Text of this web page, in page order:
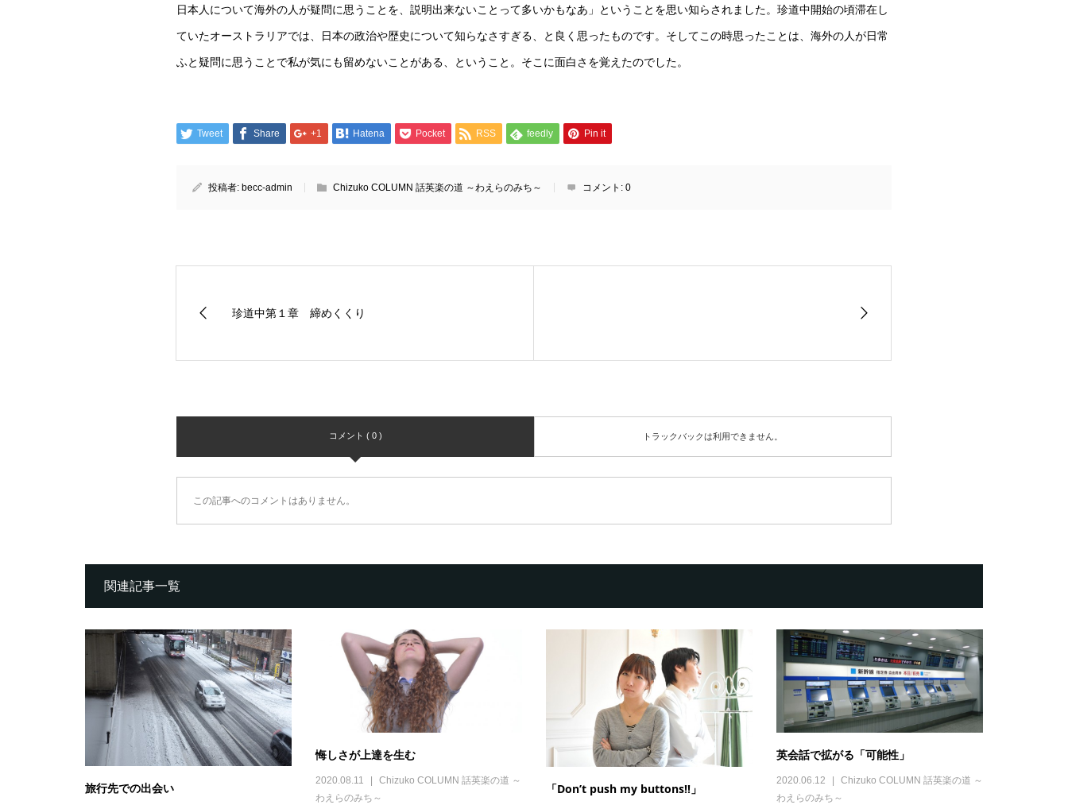
日本人について海外の人が疑問に思うことを、説明出来ないことって多いかもなあ」ということを思い知らされました。珍道中開始の頃滞在し
ていたオーストラリアでは、日本の政治や歴史について知らなさすぎる、と良く思ったものです。そしてこの時思ったことは、海外の人が日常
ふと疑問に思うことで私が気にも留めないことがある、ということ。そこに面白さを覚えたのでした。
Tweet Share +1 Hatena Pocket RSS feedly Pin it
投稿者: becc-admin Chizuko COLUMN 話英楽の道 ～わえらのみち～ コメント: 0
珍道中第１章 締めくくり
コメント ( 0 ) トラックバックは利用できません。
この記事へのコメントはありません。
関連記事一覧
旅行先での出会い
悔しさが上達を生む
2020.08.11
Chizuko COLUMN 話英楽の道 ～
わえらのみち～
「Don’t push my buttons!!」
英会話で拡がる「可能性」
2020.06.12
Chizuko COLUMN 話英楽の道 ～
わえらのみち～